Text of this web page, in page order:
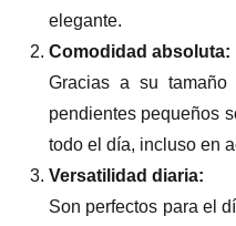
elegante.
Comodidad absoluta:
Gracias a su
pendientes pequeños
todo el día, incluso en
Versatilidad diaria:
Son perfectos para el